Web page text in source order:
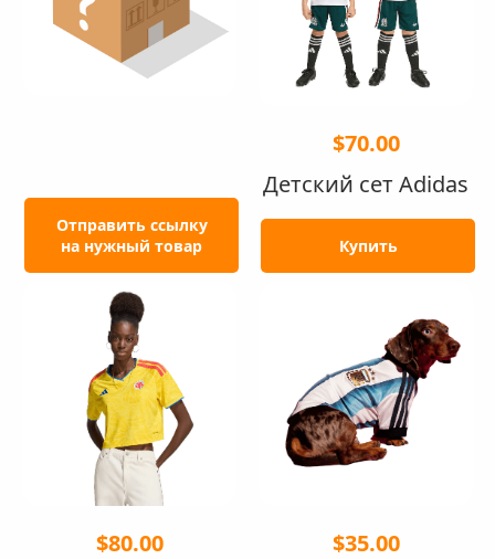
Отправить ссылку
на нужный товар
$70.00
Детский сет Adidas
Купить
$80.00
$35.00